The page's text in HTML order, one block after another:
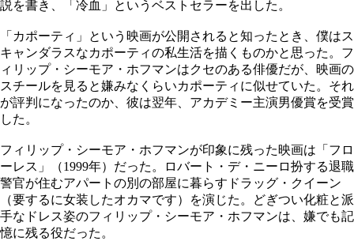
説を書き、「冷血」というベストセラーを出した。
「カポーティ」という映画が公開されると知ったとき、僕はス
キャンダラスなカポーティの私生活を描くものかと思った。フ
ィリップ・シーモア・ホフマンはクセのある俳優だが、映画の
スチールを見ると嫌みなくらいカポーティに似せていた。それ
が評判になったのか、彼は翌年、アカデミー主演男優賞を受賞
した。
フィリップ・シーモア・ホフマンが印象に残った映画は「フロ
ーレス」（1999年）だった。ロバート・デ・ニーロ扮する退職
警官が住むアパートの別の部屋に暮らすドラッグ・クイーン
（要するに女装したオカマです）を演じた。どぎつい化粧と派
手なドレス姿のフィリップ・シーモア・ホフマンは、嫌でも記
憶に残る役だった。